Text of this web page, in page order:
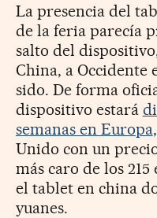
La presencia del
de la feria parecía
salto del
China, a Occidente
sido. De forma
dispositivo estará
semanas en Europa
Unido con un
más caro de los
el tablet en china
yuanes.